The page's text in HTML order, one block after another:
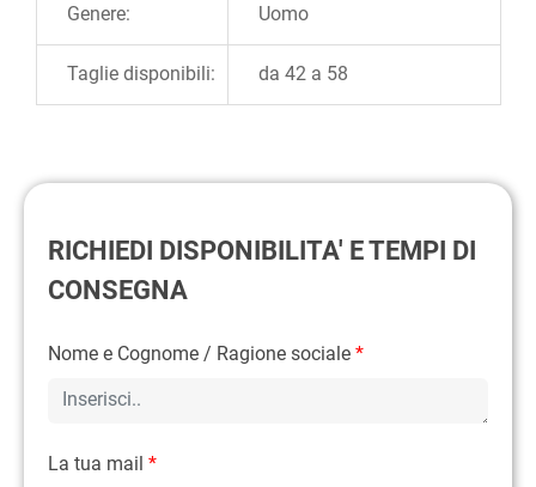
Genere: Uomo
Taglie disponibili: da 42 a 58
RICHIEDI DISPONIBILITA' E TEMPI DI
CONSEGNA
Nome e Cognome / Ragione sociale *
La tua mail *